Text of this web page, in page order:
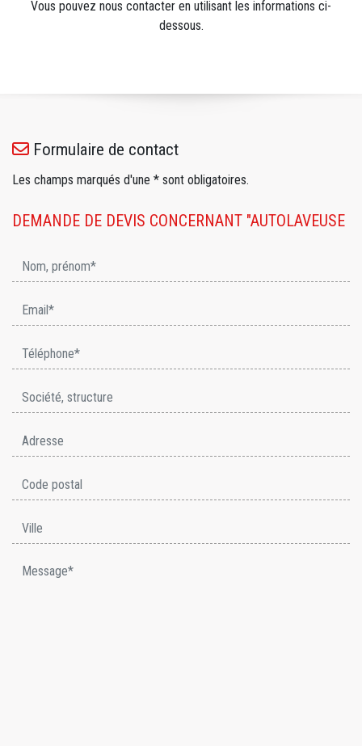
Vous pouvez nous contacter en utilisant les informations ci-
dessous.
Formulaire de contact
Les champs marqués d'une * sont obligatoires.